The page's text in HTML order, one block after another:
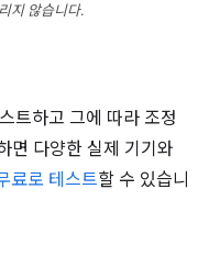
지 않습니다.
트하고 그에 따라 조정
면 다양한 실제 기기와
료로 테스트할 수 있습니